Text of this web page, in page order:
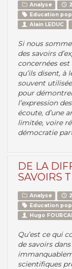
Analyse
Education
Alain LEDUC
Si nous
des savoirs
concernées
qu’ils disent, à
souvent
pour
l’expression
écoute, d’une
limitée, voire
démocratie
DE LA
SAVOIRS
Analyse
Education
Hugo
Qu’est ce qui
de savoirs
scientifiques